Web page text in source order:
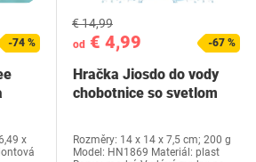
-74 %
x
od € 4,99
€ 14,99
-67 %
Hračka Jiosdo do vody
chobotnice so svetlom
Rozměry: ‎14 x 14 x 7,5 cm; 200 g
Model: ‎HN1869 Materiál: plast